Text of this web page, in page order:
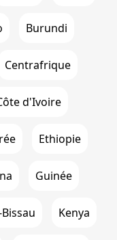
Burundi
Centrafrique
d'Ivoire
Ethiopie
Guinée
Kenya